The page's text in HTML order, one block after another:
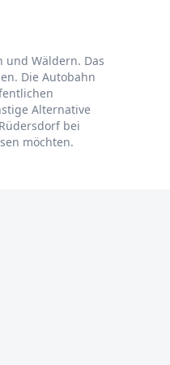
Wäldern. Das
Die Autobahn
Alternative
bei
möchten.